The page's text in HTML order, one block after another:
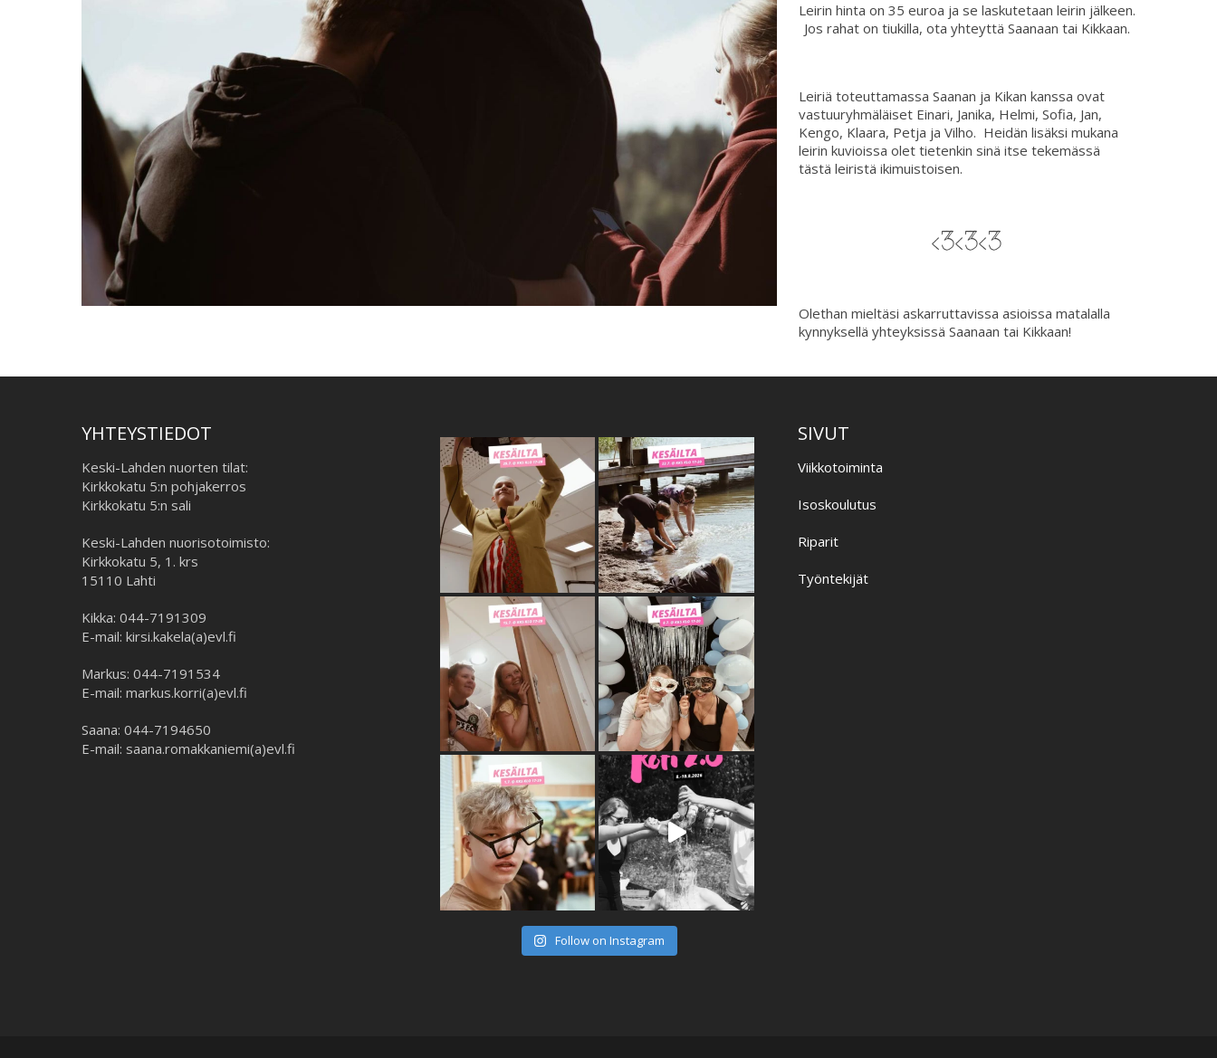
Leirin hinta on 35 euroa ja se laskutetaan leirin jälkeen.
Jos rahat on tiukilla, ota yhteyttä Saanaan tai Kikkaan.
Leiriä toteuttamassa Saanan ja Kikan kanssa ovat
vastuuryhmäläiset Einari, Janika, Helmi, Sofia, Jan,
Kengo, Klaara, Petja ja Vilho. Heidän lisäksi mukana
leirin kuvioissa olet tietenkin sinä itse tekemässä
tästä leiristä ikimuistoisen.
<3<3<3
Olethan mieltäsi askarruttavissa asioissa matalalla
kynnyksellä yhteyksissä Saanaan tai Kikkaan!
YHTEYSTIEDOT
Keski-Lahden nuorten tilat:
Kirkkokatu 5:n pohjakerros
Kirkkokatu 5:n sali
Keski-Lahden nuorisotoimisto:
Kirkkokatu 5, 1. krs
15110 Lahti
Kikka: 044-7191309
E-mail: kirsi.kakela(a)evl.fi
Markus: 044-7191534
E-mail: markus.korri(a)evl.fi
Saana: 044-7194650
E-mail: saana.romakkaniemi(a)evl.fi
Follow on Instagram
SIVUT
Viikkotoiminta
Isoskoulutus
Riparit
Työntekijät